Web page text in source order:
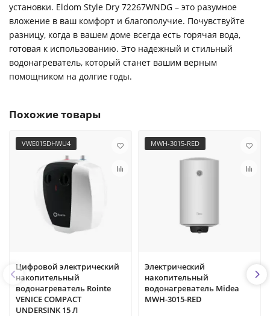
установки. Eldom Style Dry 72267WNDG – это разумное
вложение в ваш комфорт и благополучие. Почувствуйте
разницу, когда в вашем доме всегда есть горячая вода,
готовая к использованию. Это надежный и стильный
водонагреватель, который станет вашим верным
помощником на долгие годы.
Похожие товары
VWE015DHWU4
Цифровой электрический
накопительный
водонагреватель Rointe
VENICE COMPACT
UNDERSINK 15 Л
MWH-3015-RED
Электрический
накопительный
водонагреватель Midea
MWH-3015-RED